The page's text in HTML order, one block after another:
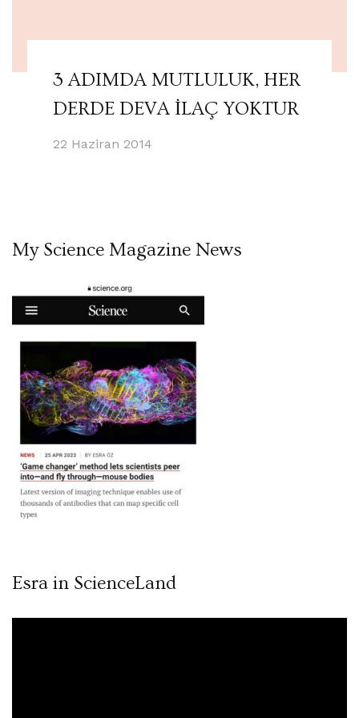
3 ADIMDA MUTLULUK, HER
DERDE DEVA İLAÇ YOKTUR
22 Haziran 2014
My Science Magazine News
Esra in ScienceLand